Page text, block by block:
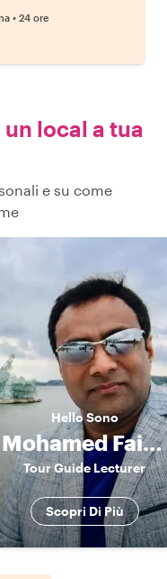
• 24 ore
un local a tua
e su come
Hello Sono
Mohamed Faizal
Tour Guide Lecturer
Scopri Di Più